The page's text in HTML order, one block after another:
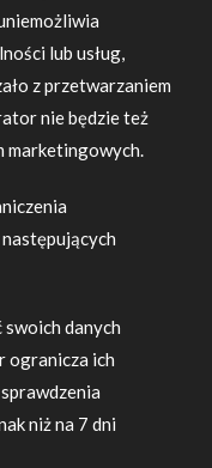
lub usług,
z przetwarzaniem
nie będzie też
marketingowych.
danych
ogranicza ich
niż na 7 dni